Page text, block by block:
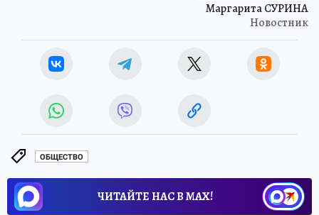
Маргарита СУРИНА
Новостник
ОБЩЕСТВО
ЧИТАЙТЕ НАС В МАХ!